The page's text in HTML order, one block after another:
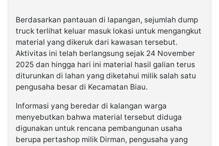
Berdasarkan pantauan di lapangan, sejumlah dump
truck terlihat keluar masuk lokasi untuk mengangkut
material yang dikeruk dari kawasan tersebut.
Aktivitas ini telah berlangsung sejak 24 November
2025 dan hingga hari ini material hasil galian terus
diturunkan di lahan yang diketahui milik salah satu
pengusaha besar di Kecamatan Biau.
Informasi yang beredar di kalangan warga
menyebutkan bahwa material tersebut diduga
digunakan untuk rencana pembangunan usaha
berupa pertashop milik Dirman, pengusaha yang